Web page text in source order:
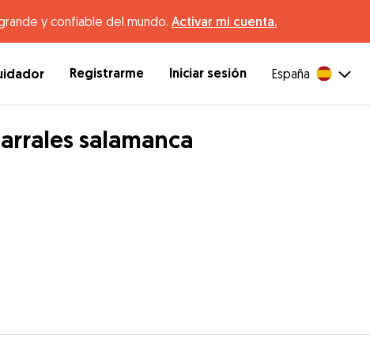
y confiable del mundo. Activar mi cuenta.
Registrarme Iniciar sesión España
salamanca